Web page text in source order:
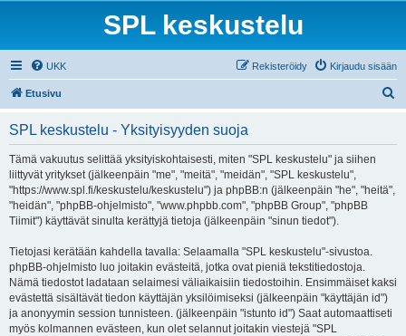
SPL keskustelu
UKK Kirjaudu sisään
Rekisteröidy
Etusivu
SPL keskustelu - Yksityisyyden suoja
Tämä vakuutus selittää yksityiskohtaisesti, miten "SPL keskustelu" ja siihen
liittyvät yritykset (jälkeenpäin "me", "meitä", "meidän", "SPL keskustelu",
"https://www.spl.fi/keskustelu/keskustelu") ja phpBB:n (jälkeenpäin "he", "heitä",
"heidän", "phpBB-ohjelmisto", "www.phpbb.com", "phpBB Group", "phpBB
Tiimit") käyttävät sinulta kerättyjä tietoja (jälkeenpäin "sinun tiedot").
Tietojasi kerätään kahdella tavalla: Selaamalla "SPL keskustelu"-sivustoa.
phpBB-ohjelmisto luo joitakin evästeitä, jotka ovat pieniä tekstitiedostoja.
Nämä tiedostot ladataan selaimesi väliaikaisiin tiedostoihin. Ensimmäiset kaksi
evästettä sisältävät tiedon käyttäjän yksilöimiseksi (jälkeenpäin "käyttäjän id")
ja anonyymin session tunnisteen. (jälkeenpäin "istunto id") Saat automaattiseti
myös kolmannen evästeen, kun olet selannut joitakin viestejä "SPL